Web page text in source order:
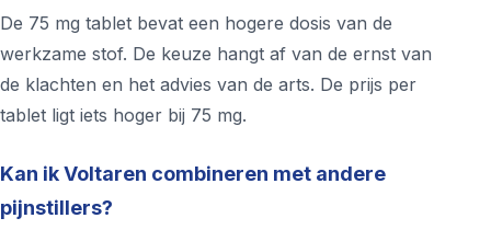
De 75 mg tablet bevat een hogere dosis van de
werkzame stof. De keuze hangt af van de ernst van
de klachten en het advies van de arts. De prijs per
tablet ligt iets hoger bij 75 mg.
Kan ik Voltaren combineren met andere
pijnstillers?